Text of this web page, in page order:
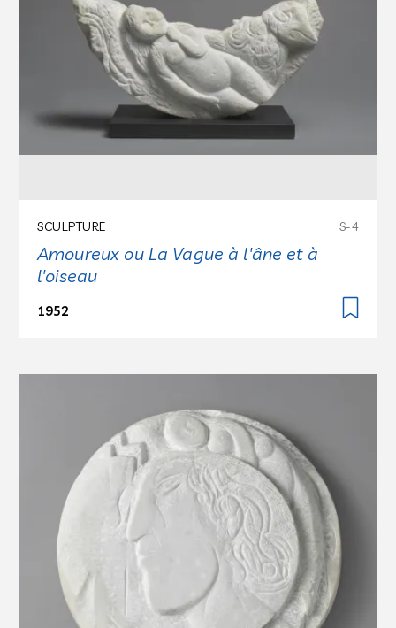
SCULPTURE S-4
Amoureux ou La Vague à l'âne et à
l'oiseau
1952